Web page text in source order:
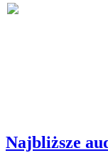
Najbliższe